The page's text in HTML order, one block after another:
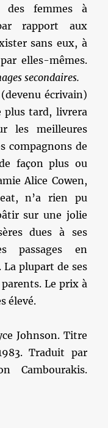
des femmes à
rapport aux
sans eux, à
elles-mêmes.
secondaires.
écrivain)
plus tard, livrera
les meilleures
compagnons de
façon plus ou
Alice Cowen,
n’a rien pu
sur une jolie
dues à ses
passages en
La plupart de ses
Le prix à
élevé.
Johnson. Titre
Traduit par
Cambourakis.